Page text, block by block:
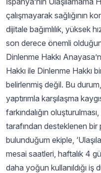
çalışmayarak sağlığının
dijitale bağımlılık, yüksek
son derece önemli
Dinlenme Hakkı
Hakkı ile Dinlenme Hakkı
belirlenmiş değil. Bu
yaptırımla karşılaşma
farkındalığın
tarafından desteklenen bir
bulunduğum ekiple,
mesai saatleri, haftalık 4
daha yoğun kullanıldığı iş